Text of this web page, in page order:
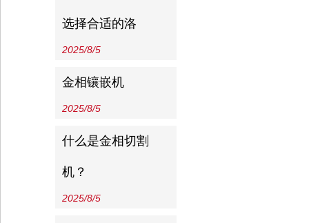
选择合适的洛
2025/8/5
金相镶嵌机
2025/8/5
什么是金相切割
机？
2025/8/5